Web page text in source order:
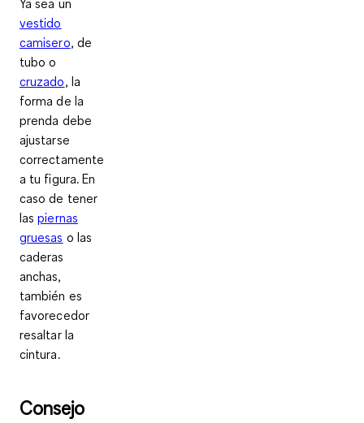
vestido
camisero, de
tubo o
cruzado, la
forma de la
prenda debe
ajustarse
correctamente
a tu figura. En
caso de tener
laspiernas
gruesas o las
caderas
anchas,
también es
favorecedor
resaltar la
cintura.
Consejo